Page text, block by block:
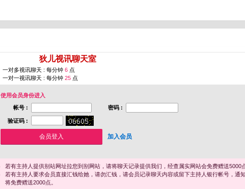
狄儿视讯聊天室
一对多视讯聊天 : 每分钟 6 点
一对一视讯聊天 : 每分钟 25 点
使用会员身份进入
帐号 :
密码 :
验证码 :
加入会员
若有主持人提供别站网址拉您到别网站，请将聊天记录提供我们，经查属实网站会免费赠送5000点
若有主持人要求会员直接汇钱给她，请勿汇钱，请会员记录聊天内容或留下主持人银行帐号，通
将免费赠送2000点。